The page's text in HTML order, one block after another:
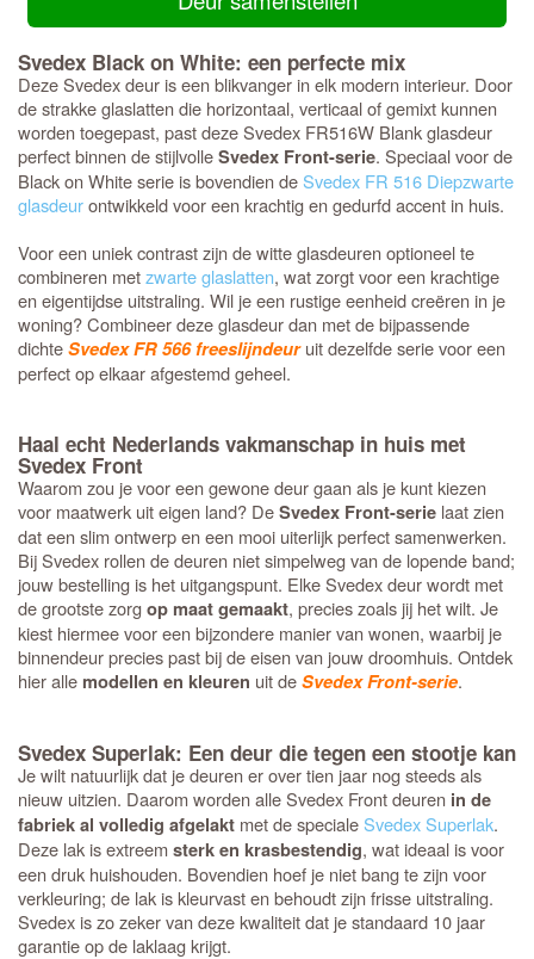
Svedex Black on White: een perfecte mix
Deze Svedex deur is een blikvanger in elk modern interieur. Door
de strakke glaslatten die horizontaal, verticaal of gemixt kunnen
worden toegepast, past deze Svedex FR516W Blank glasdeur
perfect binnen de stijlvolleSvedex Front-serie. Speciaal voor de
Black on White serie is bovendien deSvedex FR 516 Diepzwarte
glasdeurontwikkeld voor een krachtig en gedurfd accent in huis.
Voor een uniek contrast zijn de witte glasdeuren optioneel te
combineren metzwarte glaslatten, wat zorgt voor een krachtige
en eigentijdse uitstraling. Wil je een rustige eenheid creëren in je
woning? Combineer deze glasdeur dan met de bijpassende
dichteSvedex FR 566 freeslijndeuruit dezelfde serie voor een
perfect op elkaar afgestemd geheel.
Haal echt Nederlands vakmanschap in huis met
Svedex Front
Waarom zou je voor een gewone deur gaan als je kunt kiezen
voor maatwerk uit eigen land? DeSvedex Front-serie laat zien
dat een slim ontwerp en een mooi uiterlijk perfect samenwerken.
Bij Svedex rollen de deuren niet simpelweg van de lopende band;
jouw bestelling is het uitgangspunt. Elke Svedex deur wordt met
de grootste zorgop maat gemaakt, precies zoals jij het wilt. Je
kiest hiermee voor een bijzondere manier van wonen, waarbij je
binnendeur precies past bij de eisen van jouw droomhuis. Ontdek
hier alle modellen en kleuren uit deSvedex Front-serie.
Svedex Superlak: Een deur die tegen een stootje kan
Je wilt natuurlijk dat je deuren er over tien jaar nog steeds als
nieuw uitzien. Daarom worden alle Svedex Front deuren in de
fabriek al volledig afgelakt met de specialeSvedex Superlak.
Deze lak is extreemsterk en krasbestendig, wat ideaal is voor
een druk huishouden. Bovendien hoef je niet bang te zijn voor
verkleuring; de lak is kleurvast en behoudt zijn frisse uitstraling.
Svedex is zo zeker van deze kwaliteit dat je standaard 10 jaar
garantie op de laklaag krijgt.